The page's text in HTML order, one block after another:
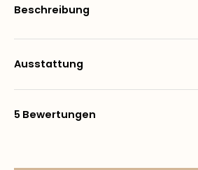
Beschreibung
Ausstattung
5 Bewertungen